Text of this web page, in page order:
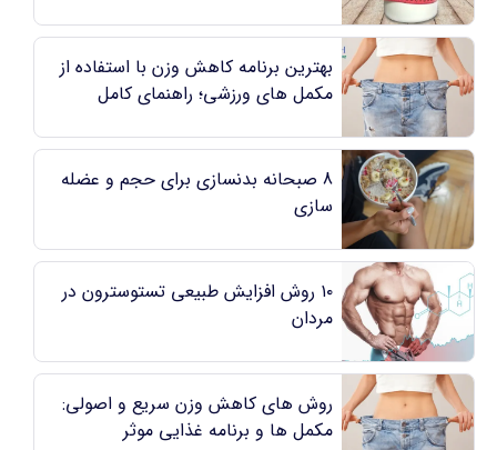
بهترین برنامه کاهش وزن با استفاده از
مکمل های ورزشی؛ راهنمای کامل
8 صبحانه بدنسازی برای حجم و عضله
سازی
۱۰ روش افزایش طبیعی تستوسترون در
مردان
روش های کاهش وزن سریع و اصولی:
مکمل ها و برنامه غذایی موثر